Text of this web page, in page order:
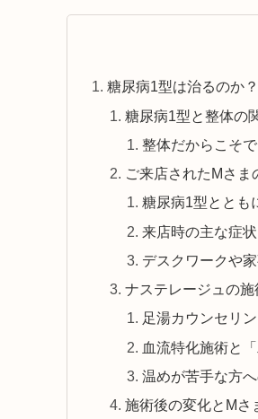
糖尿病1型は治るのか
糖尿病1型と整体の
整体だからこそ
ご来店されたMさま
糖尿病1型ととも
来店時の主な症状
デスクワークや
ナステレージュの
足湯カウンセリ
血流特化施術と
温めが苦手な方
施術後の変化とMさ